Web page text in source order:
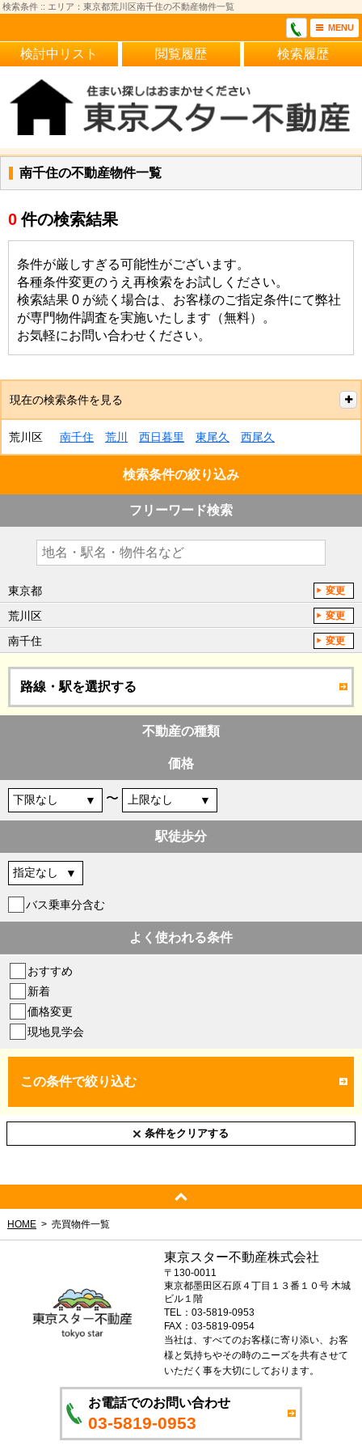
検索条件 :: エリア：東京都荒川区南千住の不動産物件一覧
MENU
検討中リスト 閲覧履歴 検索履歴
南千住の不動産物件一覧
0 件の検索結果
条件が厳しすぎる可能性がございます。
各種条件変更のうえ再検索をお試しください。
検索結果 0 が続く場合は、お客様のご指定条件にて弊社
が専門物件調査を実施いたします（無料）。
お気軽にお問い合わせください。
現在の検索条件を見る
荒川区 南千住 荒川 西日暮里 東尾久 西尾久
検索条件の絞り込み
フリーワード検索
東京都 変更
荒川区 変更
南千住 変更
路線・駅を選択する
不動産の種類
価格
〜
駅徒歩分
バス乗車分含む
よく使われる条件
おすすめ
新着
価格変更
現地見学会
この条件で絞り込む
条件をクリアする
HOME 売買物件一覧
東京スター不動産株式会社
〒130-0011
東京都墨田区石原４丁目１３番１０号 木城
ビル１階
TEL：03-5819-0953
FAX：03-5819-0954
当社は、すべてのお客様に寄り添い、お客
様と気持ちやその時のニーズを共有させて
いただく事を大切にしております。
お電話でのお問い合わせ
03-5819-0953